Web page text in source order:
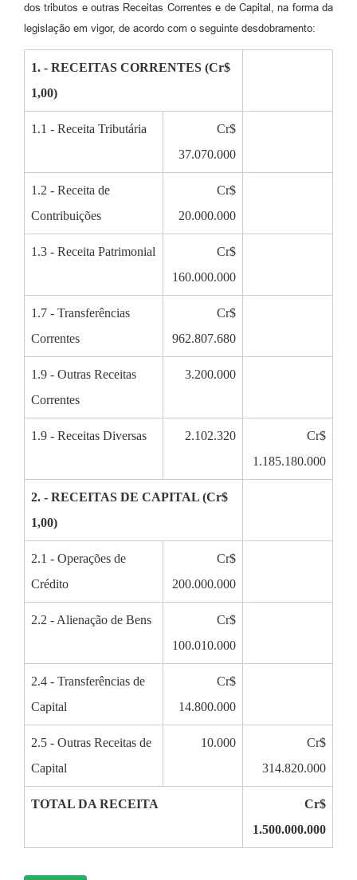
dos tributos e outras Receitas Correntes e de Capital, na forma da
legislação em vigor, de acordo com o seguinte desdobramento:
1. - RECEITAS CORRENTES (Cr$
1,00)
1.1 - Receita Tributária
Cr$
37.070.000
1.2 - Receita de
Contribuições
Cr$
20.000.000
1.3 - Receita Patrimonial
Cr$
160.000.000
1.7 - Transferências
Correntes
Cr$
962.807.680
1.9 - Outras Receitas
Correntes
3.200.000
1.9 - Receitas Diversas 2.102.320
Cr$
1.185.180.000
2. - RECEITAS DE CAPITAL (Cr$
1,00)
2.1 - Operações de
Crédito
Cr$
200.000.000
2.2 - Alienação de Bens
Cr$
100.010.000
2.4 - Transferências de
Capital
Cr$
14.800.000
2.5 - Outras Receitas de
Capital
10.000
Cr$
314.820.000
TOTAL DA RECEITA
Cr$
1.500.000.000